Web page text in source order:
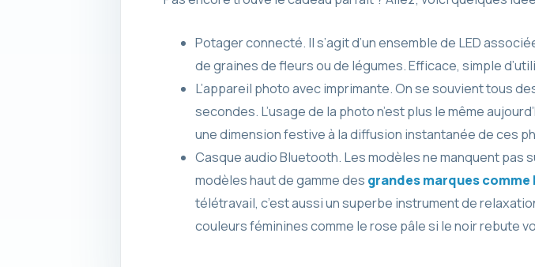
Potager connecté. Il s’agit d’un ensemble de LED
de graines de fleurs ou de légumes. Efficace, simple
L’appareil photo avec imprimante. On se souvient tous
secondes. L’usage de la photo n’est plus le même
une dimension festive à la diffusion instantanée de ces
Casque audio Bluetooth. Les modèles ne manquent pas
modèles haut de gamme des grandes marques comme
télétravail, c’est aussi un superbe instrument de
couleurs féminines comme le rose pâle si le noir rebute